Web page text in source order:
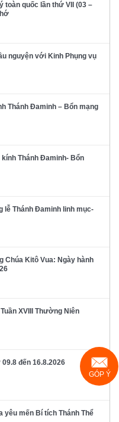
toàn quốc lần thứ VII (03 –
nguyện với Kinh Phụng vụ
Thánh Đaminh – Bổn mạng
Thánh Đaminh- Bổn
lễ Thánh Đaminh linh mục-
Chúa Kitô Vua: Ngày hành
XVIII Thường Niên
đến 16.8.2026
yêu mến Bí tích Thánh Thể
GÓP Ý